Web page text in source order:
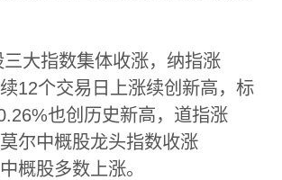
大指数集体收涨，纳指涨
12个交易日上涨续创新高，标
也创历史新高，道指涨
尔中概股龙头指数收涨
概股多数上涨。